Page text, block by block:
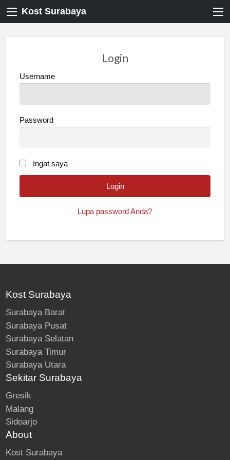
Kost Surabaya
Login
Username
Password
Ingat saya
Lupa password Anda?
Kost Surabaya
Surabaya Barat
Surabaya Pusat
Surabaya Selatan
Surabaya Timur
Surabaya Utara
Sekitar Surabaya
Gresik
Malang
Sidoarjo
About
Kost Surabaya